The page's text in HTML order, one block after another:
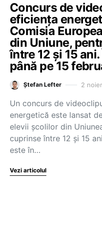
Concurs de
eficiența
Comisia
din Uniune,
între 12 și 15
până pe 15
Ștefan Lefter 2
Un concurs de
energetică este lansat
elevii școlilor din
cuprinse între 12 și 15
este în…
Vezi articolul